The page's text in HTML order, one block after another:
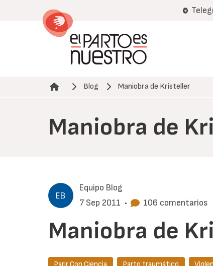
Ruta de navegación
Blog Maniobra de Kristeller
Maniobra de
Equipo Blog
7 Sep 2011 • 106 comentarios
Maniobra de